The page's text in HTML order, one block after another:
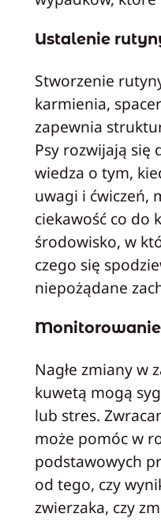
Ustalenie
Stworzenie
karmienia,
zapewnia
Psy rozwijają się
wiedza o tym,
uwagi i ćwiczeń,
ciekawość co do
środowisko, w
czego się
niepożądane
Nagłe zmiany w
kuwetą mogą
lub stres.
może pomóc w
podstawowych
od tego, czy
zwierzaka, czy